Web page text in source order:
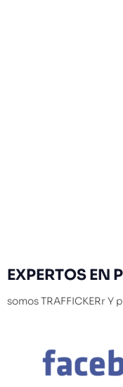
EXPERTOSEN
somos TRAFFICKERr Y